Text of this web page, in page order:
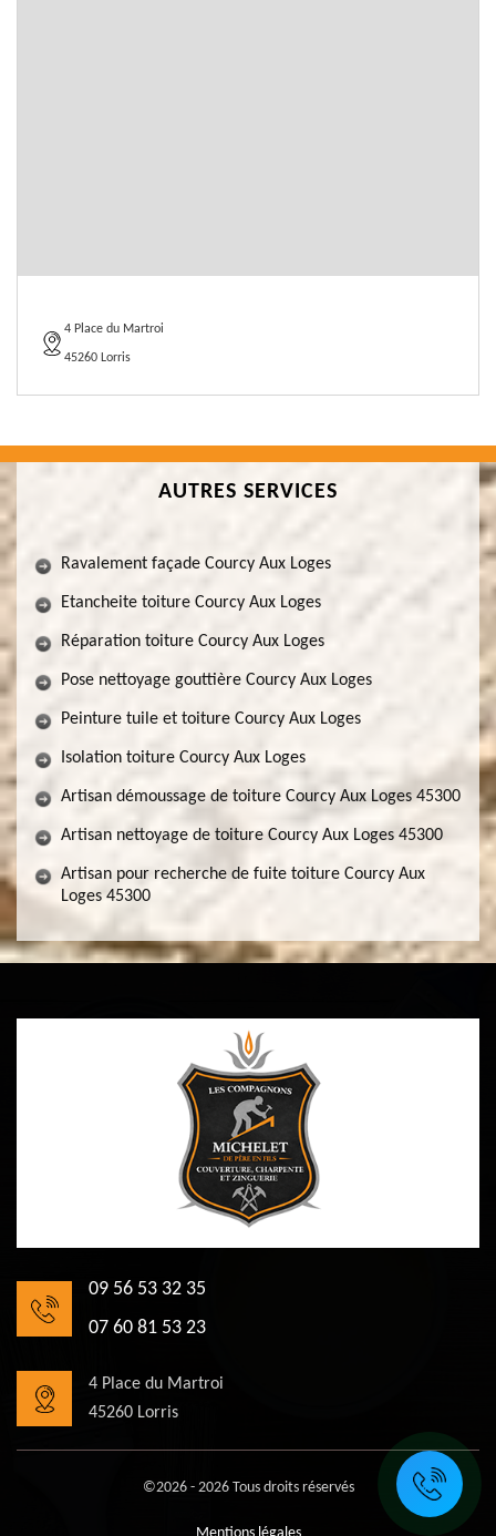
4 Place du Martroi
45260 Lorris
AUTRES SERVICES
Ravalement façade Courcy Aux Loges
Etancheite toiture Courcy Aux Loges
Réparation toiture Courcy Aux Loges
Pose nettoyage gouttière Courcy Aux Loges
Peinture tuile et toiture Courcy Aux Loges
Isolation toiture Courcy Aux Loges
Artisan démoussage de toiture Courcy Aux Loges 45300
Artisan nettoyage de toiture Courcy Aux Loges 45300
Artisan pour recherche de fuite toiture Courcy Aux
Loges 45300
09 56 53 32 35
07 60 81 53 23
4 Place du Martroi
45260 Lorris
©2026 - 2026 Tous droits réservés